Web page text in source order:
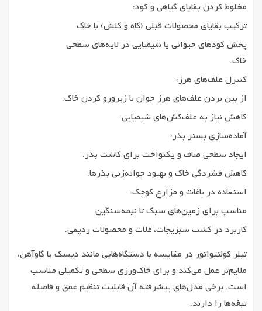
مخلوط کردن بقایای گیاهی و کود:
ترکیب بقایای محصولات قبلی (کاه و کلش) با خاک.
پخش کودهای حیوانی یا شیمیایی در لایه‌های سطحی
خاک.
کنترل علف‌های هرز:
از بین بردن علف‌های هرز جوان با زیرورو کردن خاک.
کاهش نیاز به علف‌کش‌های شیمیایی.
آماده‌سازی بستر بذر:
ایجاد سطحی صاف و یکنواخت برای کاشت بذر.
کاهش فشردگی خاک و بهبود جوانه‌زنی بذرها.
استفاده در باغات و مزارع کوچک:
مناسب برای زمین‌های سبک تا نیمه‌سنگین.
کاربرد در کشت سبزیجات، غلات و محصولات ردیفی.
تیلر کولتیواتور در مقایسه با دستگاه‌هایی مانند دیسک یا گاوآهن،
ملایم‌تر عمل می‌کند و برای خاک‌ورزی سطحی و تکمیلی مناسب
است. برخی مدل‌های پیشرفته آن قابلیت تنظیم عمق و فاصله
تیغه‌ها را دارند.